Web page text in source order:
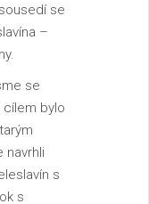
se
–
se
cílem bylo
navrhli
s
s